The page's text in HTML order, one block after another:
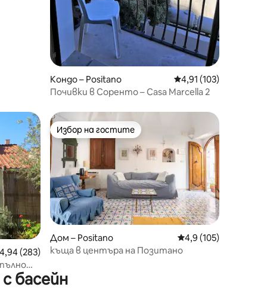
Кондо – Positano Средна оценка: 4,91
4,91 (103)
Почивки в Соренто – Casa Marcella 2
оценка: 4,94 от 5, 283 отзива
4,94 (283)
Избор на гостите
Избор на гостите
Дом – Positano Средна оценка: 4,9
4,9 (105)
къща в центъра на Позитано
басейн